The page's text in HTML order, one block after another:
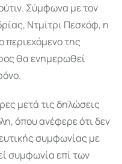
Σύμφωνα με τον
Ντμίτρι Πεσκόφ, η
περιεχόμενο της
θα ενημερωθεί
μετά τις δηλώσεις
όπου ανέφερε ότι δεν
συμφωνίας με
συμφωνία επί των